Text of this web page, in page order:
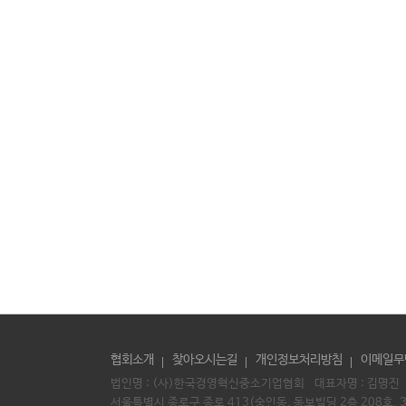
협회소개 찾아오시는길 개인정보처리방침 이메일
법인명 : (사)한국경영혁신중소기업협회 대표자명 : 김명진
서울특별시 종로구 종로 413(숭인동, 동보빌딩 2층 208호,